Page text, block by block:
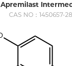
Apremilast
CAS NO：1450657-